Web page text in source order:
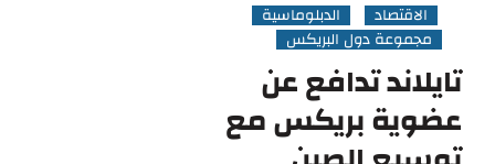
الاقتصاد
الدبلوماسية
مجموعة دول البريكس
تايلاند تدافع عن
عضوية بريكس مع